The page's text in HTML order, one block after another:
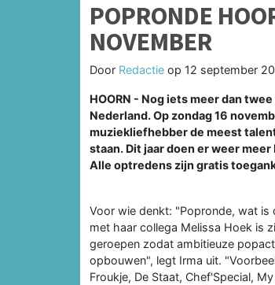
POPRONDE
NOVEMBER
Door Redactie op 12 september
HOORN - Nog iets meer dan
Nederland. Op zondag 16
muziekliefhebber de meest
staan. Dit jaar doen er weer
Alle optredens zijn gratis
Voor wie denkt: "Popronde, wat is
met haar collega Melissa Hoek is
geroepen zodat ambitieuze
opbouwen", legt Irma uit.
Froukje, De Staat, Chef'Special,